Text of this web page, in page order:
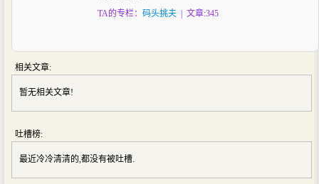
TA的专栏： 码头挑夫 | 文章:345
相关文章:
暂无相关文章!
吐槽榜:
最近冷冷清清的,都没有被吐槽.